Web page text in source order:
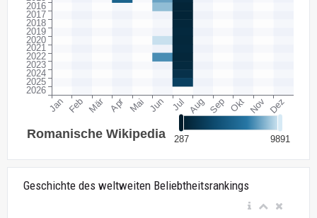
Geschichte des weltweiten Beliebtheitsrankings